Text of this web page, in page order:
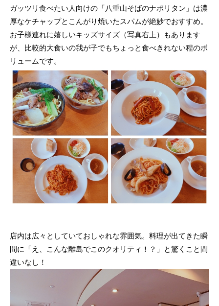
ガッツリ食べたい人向けの「八重山そばのナポリタン」は濃
厚なケチャップとこんがり焼いたスパムが絶妙でおすすめ。
お子様連れに嬉しいキッズサイズ（写真右上）もあります
が、比較的大食いの我が子でもちょっと食べきれない程のボ
リュームです。
店内は広々としていておしゃれな雰囲気。料理が出てきた瞬
間に「え、こんな離島でこのクオリティ！？」と驚くこと間
違いなし！